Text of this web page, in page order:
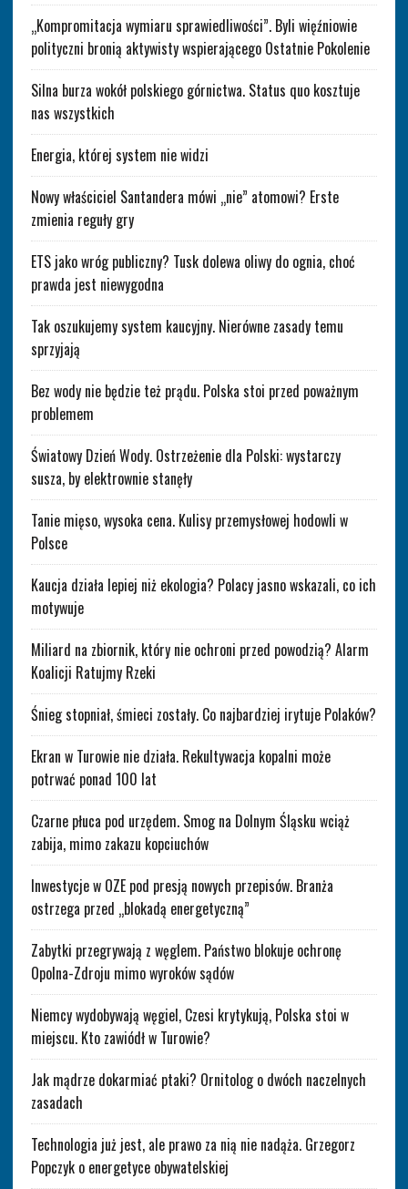
„Kompromitacja wymiaru sprawiedliwości”. Byli więźniowie
polityczni bronią aktywisty wspierającego Ostatnie Pokolenie
Silna burza wokół polskiego górnictwa. Status quo kosztuje
nas wszystkich
Energia, której system nie widzi
Nowy właściciel Santandera mówi „nie” atomowi? Erste
zmienia reguły gry
ETS jako wróg publiczny? Tusk dolewa oliwy do ognia, choć
prawda jest niewygodna
Tak oszukujemy system kaucyjny. Nierówne zasady temu
sprzyjają
Bez wody nie będzie też prądu. Polska stoi przed poważnym
problemem
Światowy Dzień Wody. Ostrzeżenie dla Polski: wystarczy
susza, by elektrownie stanęły
Tanie mięso, wysoka cena. Kulisy przemysłowej hodowli w
Polsce
Kaucja działa lepiej niż ekologia? Polacy jasno wskazali, co ich
motywuje
Miliard na zbiornik, który nie ochroni przed powodzią? Alarm
Koalicji Ratujmy Rzeki
Śnieg stopniał, śmieci zostały. Co najbardziej irytuje Polaków?
Ekran w Turowie nie działa. Rekultywacja kopalni może
potrwać ponad 100 lat
Czarne płuca pod urzędem. Smog na Dolnym Śląsku wciąż
zabija, mimo zakazu kopciuchów
Inwestycje w OZE pod presją nowych przepisów. Branża
ostrzega przed „blokadą energetyczną”
Zabytki przegrywają z węglem. Państwo blokuje ochronę
Opolna-Zdroju mimo wyroków sądów
Niemcy wydobywają węgiel, Czesi krytykują, Polska stoi w
miejscu. Kto zawiódł w Turowie?
Jak mądrze dokarmiać ptaki? Ornitolog o dwóch naczelnych
zasadach
Technologia już jest, ale prawo za nią nie nadąża. Grzegorz
Popczyk o energetyce obywatelskiej